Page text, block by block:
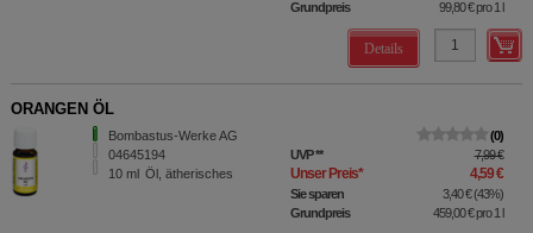
Grundpreis
99,80 €pro 1 l
Details
ORANGEN ÖL
Bombastus-Werke AG
04645194
10 ml Öl, ätherisches
0
UVP** 7,99 €
Unser Preis* 4,59 €
Sie sparen 3,40 €(43%)
Grundpreis
459,00 €pro 1 l